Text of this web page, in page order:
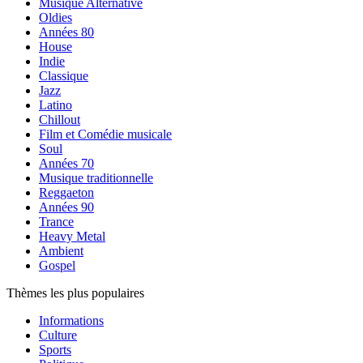
Musique Alternative
Oldies
Années 80
House
Indie
Classique
Jazz
Latino
Chillout
Film et Comédie musicale
Soul
Années 70
Musique traditionnelle
Reggaeton
Années 90
Trance
Heavy Metal
Ambient
Gospel
Thèmes les plus populaires
Informations
Culture
Sports